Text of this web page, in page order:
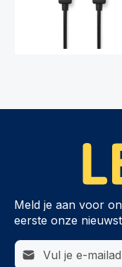
Meld je aan voor
eerste onze
E-mailadres*